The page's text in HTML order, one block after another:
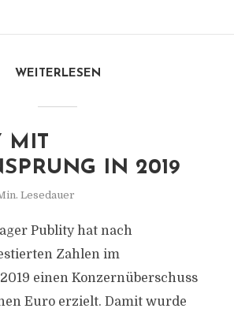
WEITERLESEN
MIT
IN 2019
Lesedauer
Publity hat nach
Zahlen im
einen Konzernüberschuss
Euro erzielt. Damit wurde